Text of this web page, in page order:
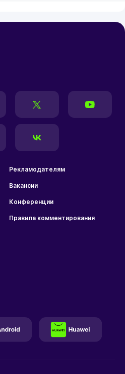
Рекламодателям
Вакансии
Конференции
Правила комментирования